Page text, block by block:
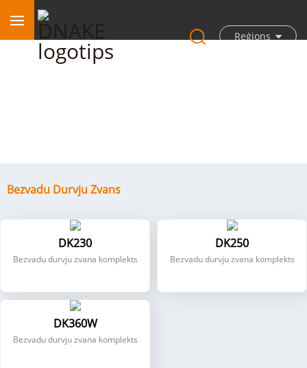
Reģions
Bezvadu Durvju Zvans
DK230
Bezvadu durvju zvana komplekts
DK250
Bezvadu durvju zvana komplekts
DK360W
Bezvadu durvju zvana komplekts